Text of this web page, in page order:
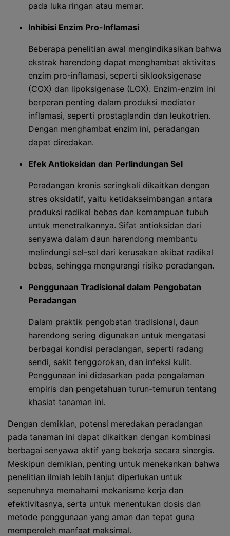
pada luka ringan atau memar.
Inhibisi Enzim Pro-Inflamasi
Beberapa penelitian awal mengindikasikan bahwa
ekstrak harendong dapat menghambat aktivitas
enzim pro-inflamasi, seperti siklooksigenase
(COX) dan lipoksigenase (LOX). Enzim-enzim ini
berperan penting dalam produksi mediator
inflamasi, seperti prostaglandin dan leukotrien.
Dengan menghambat enzim ini, peradangan
dapat diredakan.
Efek Antioksidan dan Perlindungan Sel
Peradangan kronis seringkali dikaitkan dengan
stres oksidatif, yaitu ketidakseimbangan antara
produksi radikal bebas dan kemampuan tubuh
untuk menetralkannya. Sifat antioksidan dari
senyawa dalam daun harendong membantu
melindungi sel-sel dari kerusakan akibat radikal
bebas, sehingga mengurangi risiko peradangan.
Penggunaan Tradisional dalam Pengobatan
Peradangan
Dalam praktik pengobatan tradisional, daun
harendong sering digunakan untuk mengatasi
berbagai kondisi peradangan, seperti radang
sendi, sakit tenggorokan, dan infeksi kulit.
Penggunaan ini didasarkan pada pengalaman
empiris dan pengetahuan turun-temurun tentang
khasiat tanaman ini.
Dengan demikian, potensi meredakan peradangan
pada tanaman ini dapat dikaitkan dengan kombinasi
berbagai senyawa aktif yang bekerja secara sinergis.
Meskipun demikian, penting untuk menekankan bahwa
penelitian ilmiah lebih lanjut diperlukan untuk
sepenuhnya memahami mekanisme kerja dan
efektivitasnya, serta untuk menentukan dosis dan
metode penggunaan yang aman dan tepat guna
memperoleh manfaat maksimal.